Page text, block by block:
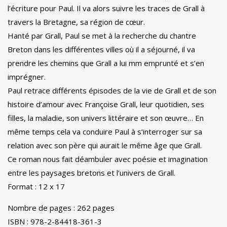
l’écriture pour Paul. Il va alors suivre les traces de Grall à
travers la Bretagne, sa région de cœur.
Hanté par Grall, Paul se met à la recherche du chantre
Breton dans les différentes villes où il a séjourné, il va
prendre les chemins que Grall a lui mm emprunté et s’en
imprégner.
Paul retrace différents épisodes de la vie de Grall et de son
histoire d’amour avec Françoise Grall, leur quotidien, ses
filles, la maladie, son univers littéraire et son œuvre… En
même temps cela va conduire Paul à s’interroger sur sa
relation avec son père qui aurait le même âge que Grall.
Ce roman nous fait déambuler avec poésie et imagination
entre les paysages bretons et l’univers de Grall.
Format : 12 x 17
Nombre de pages : 262 pages
ISBN : 978-2-84418-361-3